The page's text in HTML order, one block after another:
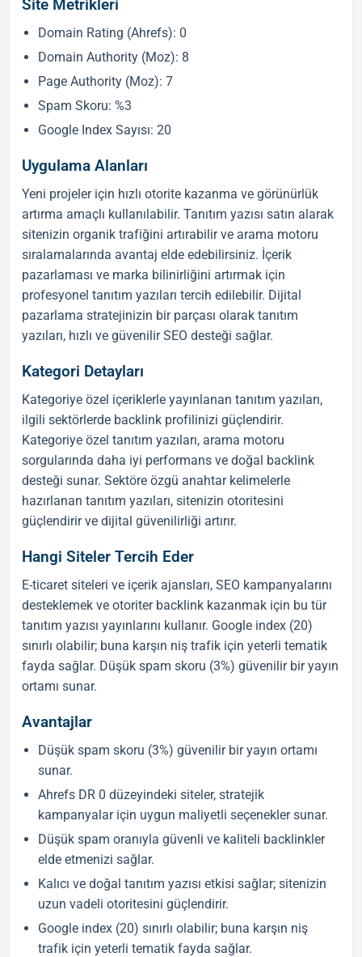
Site Metrikleri
Domain Rating (Ahrefs): 0
Domain Authority (Moz): 8
Page Authority (Moz): 7
Spam Skoru: %3
Google Index Sayısı: 20
Uygulama Alanları
Yeni projeler için hızlı otorite kazanma ve görünürlük
artırma amaçlı kullanılabilir.Tanıtım yazısı satın alarak
sitenizin organik trafiğini artırabilir ve arama motoru
sıralamalarında avantaj elde edebilirsiniz. İçerik
pazarlaması ve marka bilinirliğini artırmak için
profesyoneltanıtım yazıları tercih edilebilir. Dijital
pazarlama stratejinizin bir parçası olaraktanıtım
yazıları, hızlı ve güvenilirSEO desteği sağlar.
Kategori Detayları
Kategoriye özel içeriklerle yayınlanantanıtım yazıları,
ilgili sektörlerde backlink profilinizi güçlendirir.
Kategoriye özeltanıtım yazıları, arama motoru
sorgularında daha iyi performans ve doğal backlink
desteği sunar. Sektöre özgü anahtar kelimelerle
hazırlanantanıtım yazıları, sitenizin otoritesini
güçlendirir ve dijital güvenilirliği artırır.
Hangi Siteler Tercih Eder
E-ticaret siteleri ve içerik ajansları,SEO kampanyalarını
desteklemek ve otoriter backlink kazanmak için bu tür
tanıtım yazısı yayınlarını kullanır. Google index (20)
sınırlı olabilir; buna karşın niş trafik için yeterli tematik
fayda sağlar. Düşük spam skoru (3%) güvenilir bir yayın
ortamı sunar.
Avantajlar
Düşük spam skoru (3%) güvenilir bir yayın ortamı
sunar.
Ahrefs DR 0 düzeyindeki siteler, stratejik
kampanyalar için uygun maliyetli seçenekler sunar.
Düşük spam oranıyla güvenli ve kaliteli backlinkler
elde etmenizi sağlar.
Kalıcı ve doğal tanıtım yazısı etkisi sağlar; sitenizin
uzun vadeli otoritesini güçlendirir.
Google index (20) sınırlı olabilir; buna karşın niş
trafik için yeterli tematik fayda sağlar.